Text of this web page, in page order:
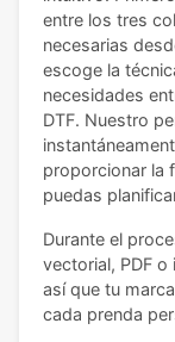
entre los tres
necesarias
escoge la
necesidades
DTF. Nuestro
proporcionar la
puedas
Durante el
vectorial, PDF
así que tu
cada prenda